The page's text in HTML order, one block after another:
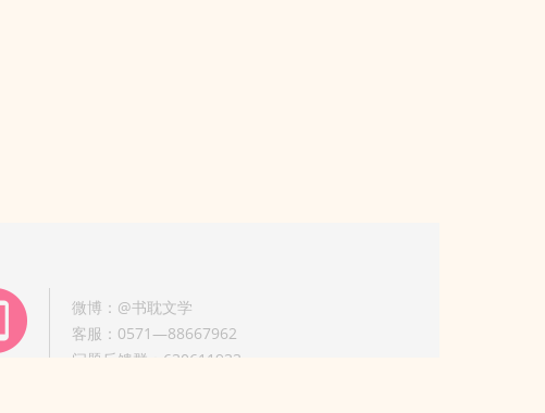
微博：@书耽文学
客服：0571—88667962
问题反馈群：630611933